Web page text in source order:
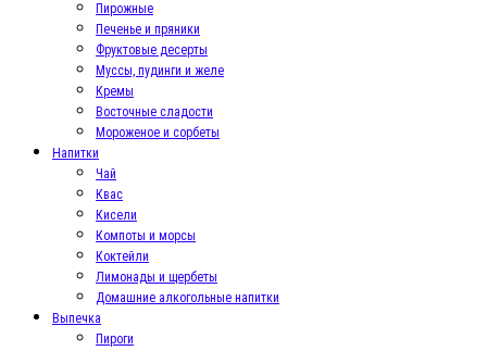
Пирожные
Печенье и пряники
Фруктовые десерты
Муссы, пудинги и желе
Кремы
Восточные сладости
Мороженое и сорбеты
Напитки
Чай
Квас
Кисели
Компоты и морсы
Коктейли
Лимонады и щербеты
Домашние алкогольные напитки
Выпечка
Пироги